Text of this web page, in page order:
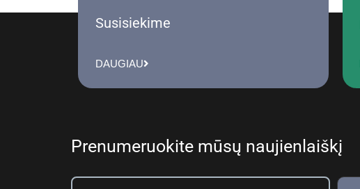
Susisiekime
DAUGIAU
Prenumeruokite mūsų naujienlaiškį